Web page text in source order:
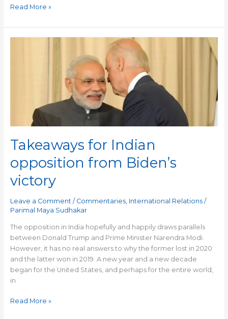
Read More »
Takeaways for Indian
opposition from Biden’s
victory
Leave a Comment / Commentaries, International Relations/
Parimal Maya Sudhakar
The opposition in India hopefully and happily draws parallels
between Donald Trump and Prime Minister Narendra Modi.
However, it has no real answers to why the former lost in 2020
and the latter won in 2019. A new year and a new decade
began for the United States, and perhaps for the entire world,
in
Read More »